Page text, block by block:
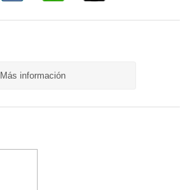
Más información